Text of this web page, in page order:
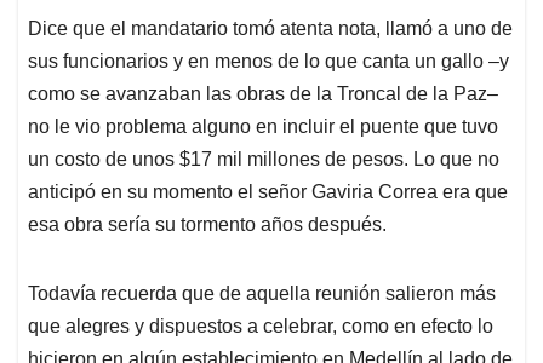
Dice que el mandatario tomó atenta nota, llamó a uno de
sus funcionarios y en menos de lo que canta un gallo –y
como se avanzaban las obras de la Troncal de la Paz–
no le vio problema alguno en incluir el puente que tuvo
un costo de unos $17 mil millones de pesos. Lo que no
anticipó en su momento el señor Gaviria Correa era que
esa obra sería su tormento años después.
Todavía recuerda que de aquella reunión salieron más
que alegres y dispuestos a celebrar, como en efecto lo